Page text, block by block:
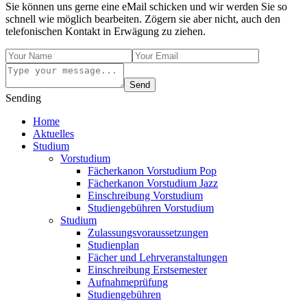
Sie können uns gerne eine eMail schicken und wir werden Sie so
schnell wie möglich bearbeiten. Zögern sie aber nicht, auch den
telefonischen Kontakt in Erwägung zu ziehen.
Send
Sending
Home
Aktuelles
Studium
Vorstudium
Fächerkanon Vorstudium Pop
Fächerkanon Vorstudium Jazz
Einschreibung Vorstudium
Studiengebühren Vorstudium
Studium
Zulassungsvoraussetzungen
Studienplan
Fächer und Lehrveranstaltungen
Einschreibung Erstsemester
Aufnahmeprüfung
Studiengebühren